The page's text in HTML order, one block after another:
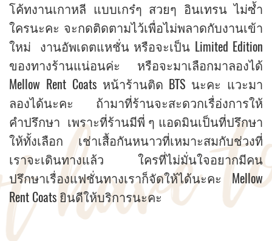
โค้ทงานเกาหลี แบบเกร๋ๆ สวยๆ อินเทรน ไม่ซ้ำ
ใครนะคะ จะกดติดตามไว้เพื่อไม่พลาดกับงานเข้า
ใหม่ งานอัพเดตแหชั่น หรือจะเป็น Limited Edition
ของทางร้านแน่อนค่ะ หรือจะมาเลือกมาลองได้
Mellow Rent Coats หน้าร้านติด BTS นะคะ แวะมา
ลองได้นะคะ ถ้ามาที่ร้านจะสะดวกเรื่อ่งการให้
คำปรึกษา เพราะที่ร้านมีพี่ ๆ แอดมินเป็นที่ปรึกษา
ให้ทั้งเลือก เช่าเสื้อกันหนาวที่เหมาะสมกับช่วงที่
เราจะเดินทางแล้ว ใครที่ไม่มั่นใจอยากมีคน
ปรึกษาเรื่องแฟชั่นทางเราก็จัดให้ได้นะคะ Mellow
Rent Coats ยินดีให้บริการนะคะ